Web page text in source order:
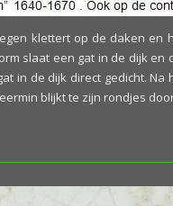
klettert op de daken
slaat een gat in de dijk
in de dijk direct gedicht.
blijkt te zijn rondjes